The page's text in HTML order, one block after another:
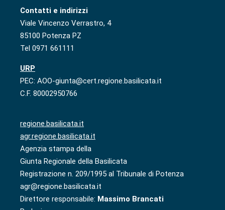
Contatti e indirizzi
Viale Vincenzo Verrastro, 4
85100 Potenza PZ
Tel 0971 661111
URP
PEC: AOO-giunta@cert.regione.basilicata.it
C.F. 80002950766
regione.basilicata.it
agr.regione.basilicata.it
Agenzia stampa della
Giunta Regionale della Basilicata
Registrazione n. 209/1995 al Tribunale di Potenza
agr@regione.basilicata.it
Direttore responsabile: Massimo Brancati